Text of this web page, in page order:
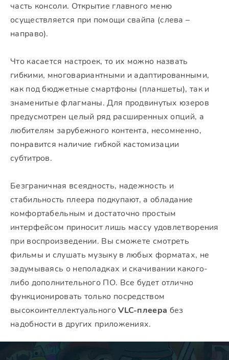
часть консоли. Открытие главного меню
осуществляется при помощи свайпа (слева –
направо).
Что касается настроек, то их можно назвать
гибкими, многовариантными и адаптированными,
как под бюджетные смартфоны (планшеты), так и
знаменитые флагманы. Для продвинутых юзеров
предусмотрен целый ряд расширенных опций, а
любителям зарубежного контента, несомненно,
понравится наличие гибкой кастомизации
субтитров.
Безграничная всеядность, надежность и
стабильность плеера подкупают, а обладание
комфортабельным и достаточно простым
интерфейсом приносит лишь массу удовлетворения
при воспроизведении. Вы сможете смотреть
фильмы и слушать музыку в любых форматах, не
задумываясь о неполадках и скачивании какого-
либо дополнительного ПО. Все будет отлично
функционировать только посредством
высокоинтеллектуальногоVLC-плеера без
надобности в других приложениях.